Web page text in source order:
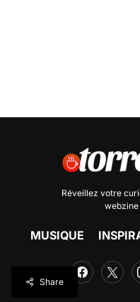
Réveillez votre
webzine
MUSIQUE
Share